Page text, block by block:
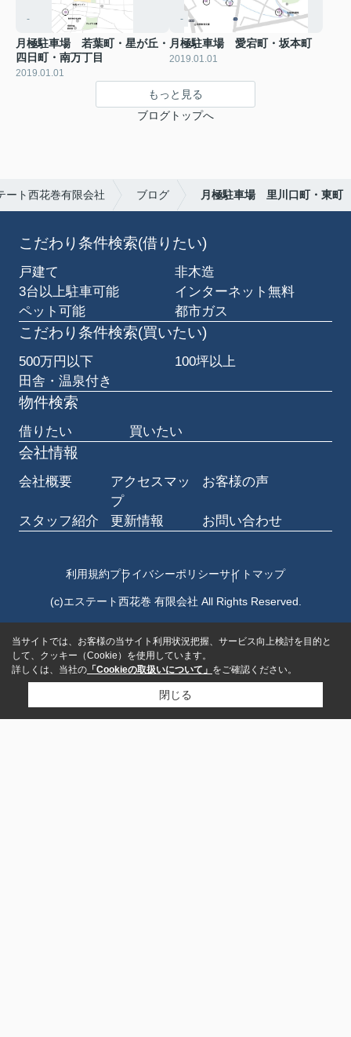
-
月極駐車場 若葉町・星が丘・
四日町・南万丁目
2019.01.01
-
月極駐車場 愛宕町・坂本町
2019.01.01
もっと見る
ブログトップへ
ート西花巻有限会社 ブログ 月極駐車場 里川口町・東町
こだわり条件検索(借りたい)
戸建て
非木造
3台以上駐車可能
インターネット無料
ペット可能
都市ガス
こだわり条件検索(買いたい)
500万円以下
100坪以上
田舎・温泉付き
物件検索
借りたい 買いたい
会社情報
会社概要
アクセスマッ
プ
お客様の声
スタッフ紹介 更新情報 お問い合わせ
利用規約プライバシーポリシーサイトマップ
(c)エステート西花巻 有限会社 All Rights Reserved.
当サイトでは、お客様の当サイト利用状況把握、サービス向上検討を目的と
して、クッキー（Cookie）を使用しています。
詳しくは、当社の 「Cookieの取扱いについて」 をご確認ください。
閉じる